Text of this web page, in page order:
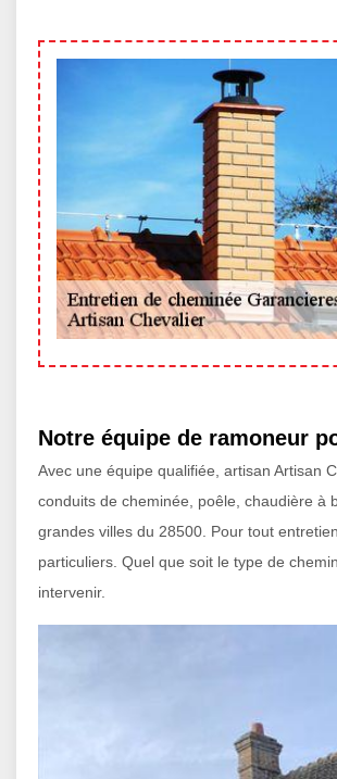
Notre équipe de ramoneur
Avec une équipe qualifiée, artisan Artisan
conduits de cheminée, poêle, chaudière à
grandes villes du 28500. Pour tout
particuliers. Quel que soit le type de
intervenir.